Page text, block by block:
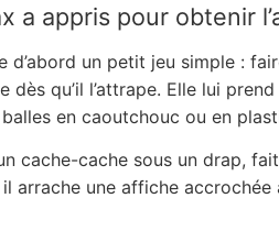
a appris pour obtenir
d’abord un petit jeu simple :
dès qu’il l’attrape. Elle lui
en caoutchouc ou en
cache-cache sous un drap,
arrache une affiche accrochée